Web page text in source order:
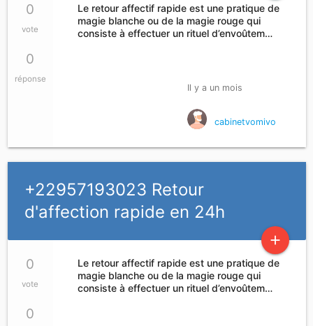
0
vote
0
réponse
Le retour affectif rapide est une pratique de
magie blanche ou de la magie rouge qui
consiste à effectuer un rituel d’envoûtem…
Il y a un mois
cabinetvomivo
+22957193023 Retour
d'affection rapide en 24h
add
0
vote
0
Le retour affectif rapide est une pratique de
magie blanche ou de la magie rouge qui
consiste à effectuer un rituel d’envoûtem…